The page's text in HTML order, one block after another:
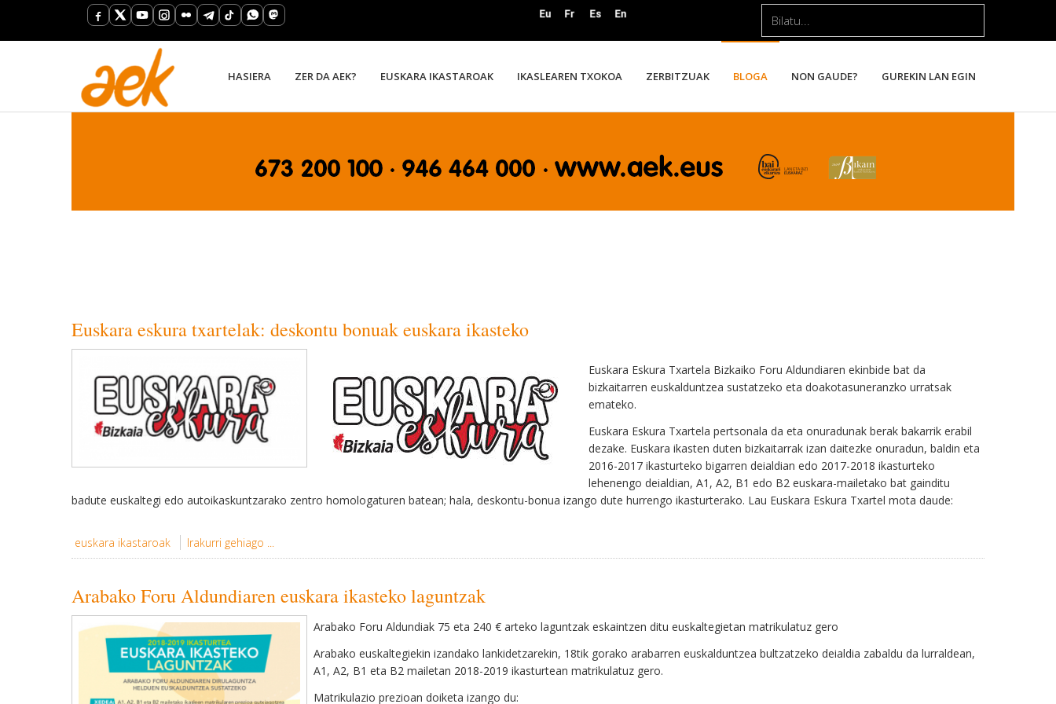
HASIERA ZER DA AEK? EUSKARA IKASTAROAK IKASLEAREN TXOKOA ZERBITZUAK BLOGA NON GAUDE? GUREKIN LAN EGIN
Euskara eskura txartelak: deskontu bonuak euskara ikasteko
Euskara Eskura Txartela Bizkaiko Foru Aldundiaren ekinbide bat da
bizkaitarren euskalduntzea sustatzeko eta doakotasuneranzko urratsak
emateko.
Euskara Eskura Txartela pertsonala da eta onuradunak berak bakarrik erabil
dezake. Euskara ikasten duten bizkaitarrak izan daitezke onuradun, baldin eta
2016-2017 ikasturteko bigarren deialdian edo 2017-2018 ikasturteko
lehenengo deialdian, A1, A2, B1 edo B2 euskara-mailetako bat gainditu
badute euskaltegi edo autoikaskuntzarako zentro homologaturen batean; hala, deskontu-bonua izango dute hurrengo ikasturterako. Lau Euskara Eskura Txartel mota daude:
euskara ikastaroak Irakurri gehiago ...
Arabako Foru Aldundiaren euskara ikasteko laguntzak
Arabako Foru Aldundiak 75 eta 240 € arteko laguntzak eskaintzen ditu euskaltegietan matrikulatuz gero
Arabako euskaltegiekin izandako lankidetzarekin, 18tik gorako arabarren euskalduntzea bultzatzeko deialdia zabaldu da lurraldean,
A1, A2, B1 eta B2 mailetan 2018-2019 ikasturtean matrikulatuz gero.
Matrikulazio prezioan doiketa izango du: